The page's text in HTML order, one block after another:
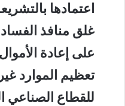
اعتمادها
غلق منافذ الفساد
على إعادة
تعظيم الموارد
للقطاع الصناعي